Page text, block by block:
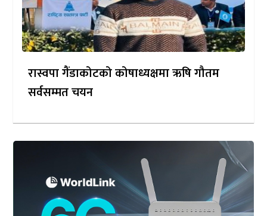
रास्वपा गैंडाकोटको कोषाध्यक्षमा ऋषि गौतम
सर्वसम्मत चयन